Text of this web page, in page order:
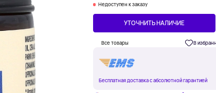
Недоступен к заказу
УТОЧНИТЬ НАЛИЧИЕ
Все товары В
Бесплатная доставка с абсолютной гарантией